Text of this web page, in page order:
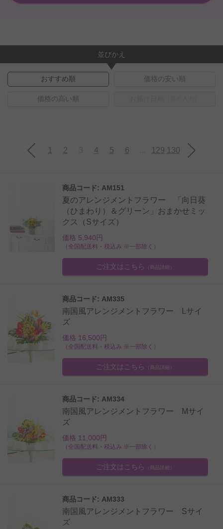
並びかえ
おすすめ順 価格の安い順
価格の高い順
1 2 4 5 6 129 130
商品コード: AM151
夏のアレンジメントフラワー 「向日葵
（ひまわり）＆グリーン」おまかせミッ
クス（Sサイズ）
価格 5,940円
（全国配送料・税込み ※一部除く）
ご注文はこちら （商品詳細）
商品コード: AM335
南国風アレンジメントフラワー Lサイ
ズ
価格 16,500円
（全国配送料・税込み ※一部除く）
ご注文はこちら （商品詳細）
商品コード: AM334
南国風アレンジメントフラワー Mサイ
ズ
価格 11,000円
（全国配送料・税込み ※一部除く）
ご注文はこちら （商品詳細）
商品コード: AM333
南国風アレンジメントフラワー Sサイ
ズ